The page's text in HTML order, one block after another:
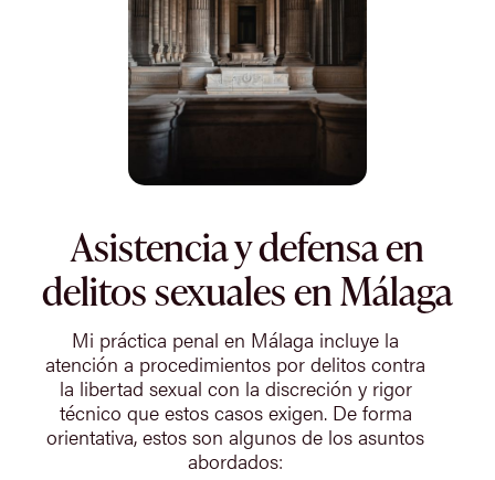
Asistencia y defensa en
delitos sexuales en Málaga
Mi práctica penal en Málaga incluye la
atención a procedimientos por delitos contra
la libertad sexual con la discreción y rigor
técnico que estos casos exigen. De forma
orientativa, estos son algunos de los asuntos
abordados: